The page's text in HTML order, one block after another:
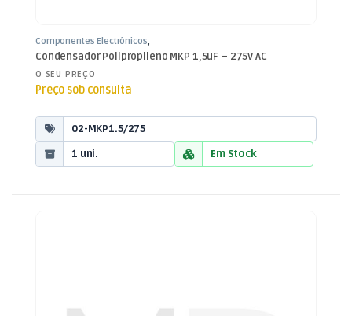
Componentes Electrónicos,
Condensadores
Condensadores
Polipropileno
Condensador Polipropileno MKP 1,5uF – 275V AC
O SEU PREÇO
Preço sob consulta
02-MKP1.5/275
1 uni.
Em Stock